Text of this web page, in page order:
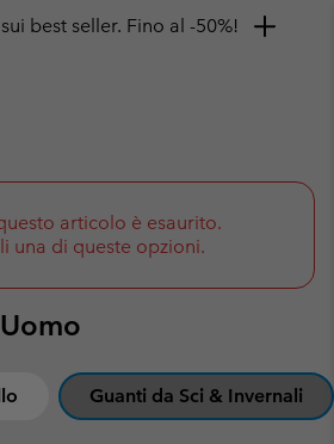
best seller. Fino al -50%!
articolo è esaurito.
una di queste opzioni.
Guanti da Sci & Invernali